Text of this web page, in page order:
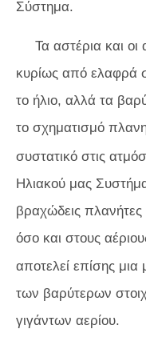
Σύστημα.
Τα αστέρια και οι
κυρίως από ελαφρά
το ήλιο, αλλά τα
το σχηματισμό
συστατικό στις
Ηλιακού μας
βραχώδεις
όσο και στους
αποτελεί επίσης μια
των βαρύτερων
γιγάντων αερίου.